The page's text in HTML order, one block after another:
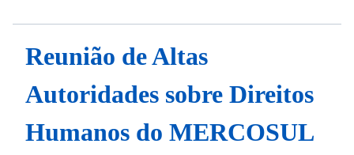
Reunião de Altas
Autoridades sobre Direitos
Humanos do MERCOSUL